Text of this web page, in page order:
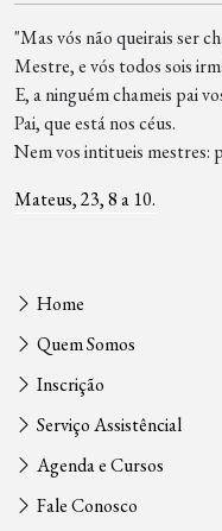
"Mas vós não queirais ser
Mestre, e vós todos sois
E, a ninguém chameis pai
Pai, que está nos céus.
Nem vos intitueis mestres:
Mateus, 23, 8 a 10.
Home
Quem Somos
Inscrição
Serviço Assistêncial
Agenda e Cursos
Fale Conosco